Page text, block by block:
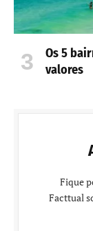
Os 5
valores
Fique
Facttual